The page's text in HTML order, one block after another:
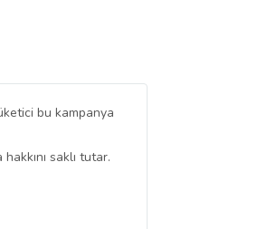
bu kampanya
saklı tutar.